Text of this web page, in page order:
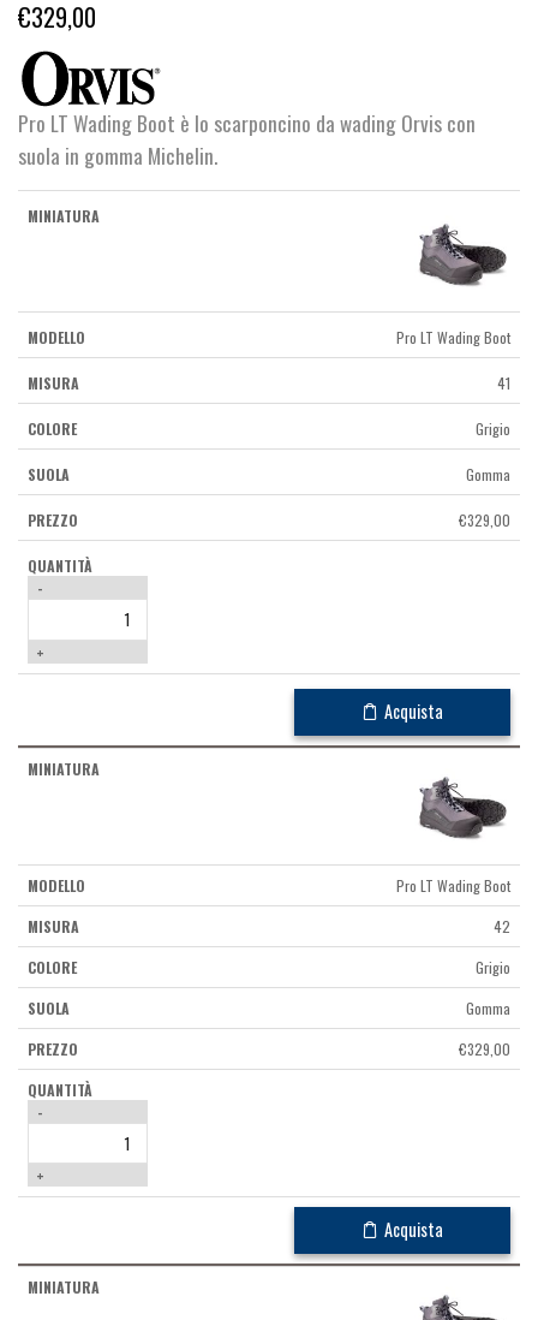
€329,00
Pro LT Wading Boot è lo scarponcino da wading Orvis con
suola in gomma Michelin.
Pro LT Wading Boot
41
Grigio
Gomma
€329,00
-
+
Acquista
Pro LT Wading Boot
42
Grigio
Gomma
€329,00
-
+
Acquista